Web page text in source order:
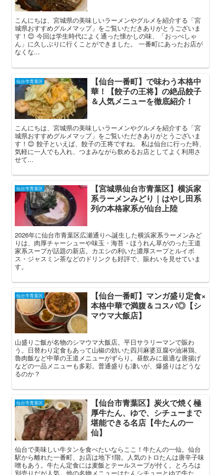
こんにちは、宮城県の美味しいラーメンやグルメを紹介する「宮
城県おすすめグルメマップ」をご覧いただきありがとうございま
す！😊 今回は学生時代によく通った懐かしの味、「おっぺしゃ
ん」に久しぶりに行くことができました。 一番町にあったお店が
なくな...
仙台市青葉区
【仙台一番町】で味わう本格中
華！【餃子の王将】の絶品餃子
＆人気メニューを徹底紹介！
こんにちは、宮城県の美味しいラーメンやグルメを紹介する「宮
城県おすすめグルメマップ」をご覧いただきありがとうございま
す！😊 餃子といえば、餃子の王将ですね。 私は仙台に行った時、
気軽に一人でも入れ、つまみながら飲めるお店としてよく利用さ
せて...
仙台市青葉区
【宮城県仙台市青葉区】横浜家
系ラーメンみどり｜はやし田系
列の本格家系が仙台上陸
2026年に仙台市青葉区広瀬通りへ誕生した横浜家系ラーメンみど
りは、肉厚チャーシューや味玉・海苔・ほうれん草がのった王道
家系スープが話題の新店。カエシの利いた濃厚スープとルイボ
ス・ジャスミン茶などのドリンクも好評で、賑わいを見せていま
す。
仙台市青葉区
【仙台一番町】マンガ盛り定食×
本格中華で満腹＆コスパ◎【シ
マウマ大飯店】
山盛りご飯が名物のシマウマ大飯店。平日サラリーマンで賑わ
う。日替わり定食もあって山椒の効いた四川麻婆豆腐や油淋鶏、
魯肉飯など中華の王道メニューがずらり。昼飲みに最適な唐揚げ
などの一品メニューも多彩。普通盛りも凄いが、爆盛りはどうな
るのか？
仙台市青葉区
【仙台市青葉区】炭火で焼く極
厚牛たん、ゆで、シチューまで
堪能できる名店【牛たんの一
仙】
仙台で美味しい牛タンを食べたいならここ！牛たんの一仙。仙台
駅から離れた一番町、お店は地下1階。人気のトロたんは唐辛子味
噌もあう。牛たん定食には麦飯とテールスープが付く。とろろは
別売りだが人気。他の名物メニューはたんシチューとゆで牛た